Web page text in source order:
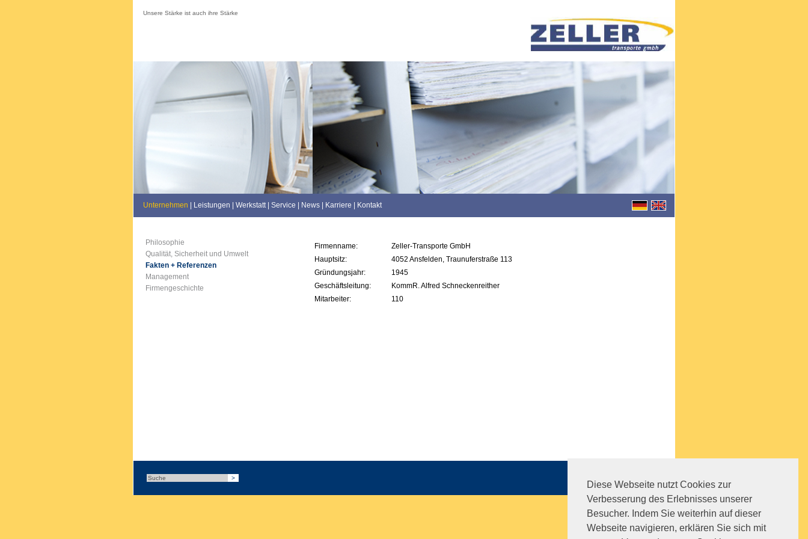
Diese Webseite nutzt Cookies zur
Verbesserung des Erlebnisses unserer
Besucher. Indem Sie weiterhin auf dieser
Webseite navigieren, erklären Sie sich mit
Unsere Stärke ist auch ihre Stärke
Unternehmen Leistungen Werkstatt| Service News Karriere Kontakt
Philosophie
Qualität, Sicherheit und Umwelt
Fakten + Referenzen
Management
Firmengeschichte
Firmenname:
Zeller-Transporte GmbH
Hauptsitz:
4052 Ansfelden, Traunuferstraße 113
Gründungsjahr:
1945
Geschäftsleitung:
KommR. Alfred Schneckenreither
Mitarbeiter:
110